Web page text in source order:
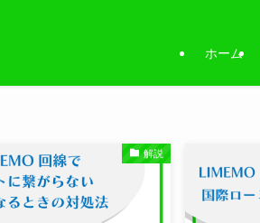
ホーム
解説